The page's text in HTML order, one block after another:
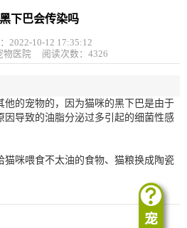
下巴会传染吗
2022-10-12 17:35:12
物医院 阅读次数： 4326
他的宠物的，因为猫咪的黑下巴是由于
因导致的油脂分泌过多引起的细菌性感
猫咪喂食不太油的食物、猫粮换成陶瓷